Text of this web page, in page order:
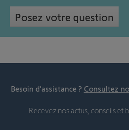
Posez votre question
Besoin d’assistance ? Consultez
Recevez nos actus, conseils et